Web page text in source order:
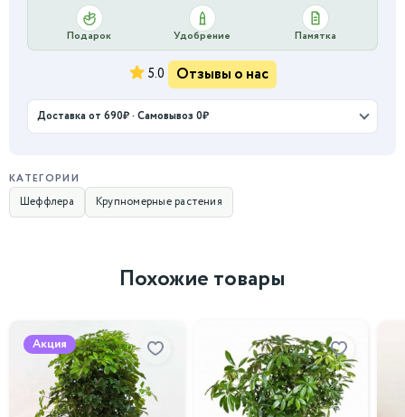
Подарок Удобрение Памятка
5.0 Отзывы о нас
Доставка от 690₽ · Самовывоз 0₽
КАТЕГОРИИ
Шеффлера Крупномерные растения
Похожие товары
Акция